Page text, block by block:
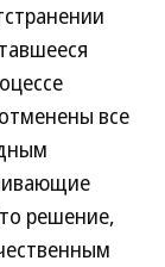
все
решение,